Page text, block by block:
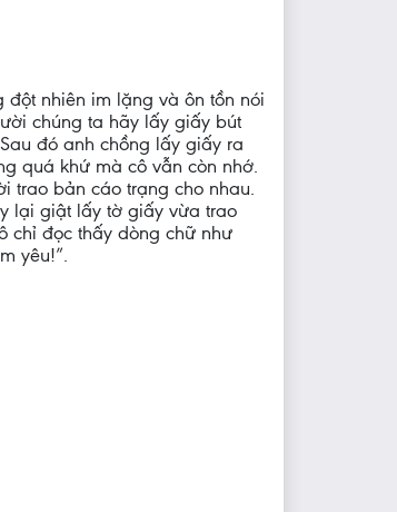
nhiên im lặng và ôn tồn nói
chúng ta hãy lấy giấy bút
đó anh chồng lấy giấy ra
quá khứ mà cô vẫn còn nhớ.
trao bản cáo trạng cho nhau.
lại giật lấy tờ giấy vừa trao
chỉ đọc thấy dòng chữ như
yêu!”.